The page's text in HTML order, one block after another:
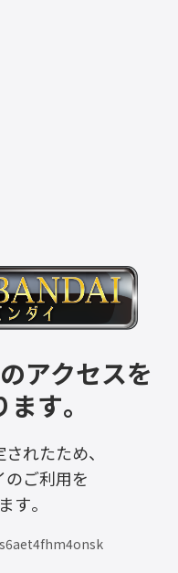
アクセスを
す。
れたため、
のご利用を
す。